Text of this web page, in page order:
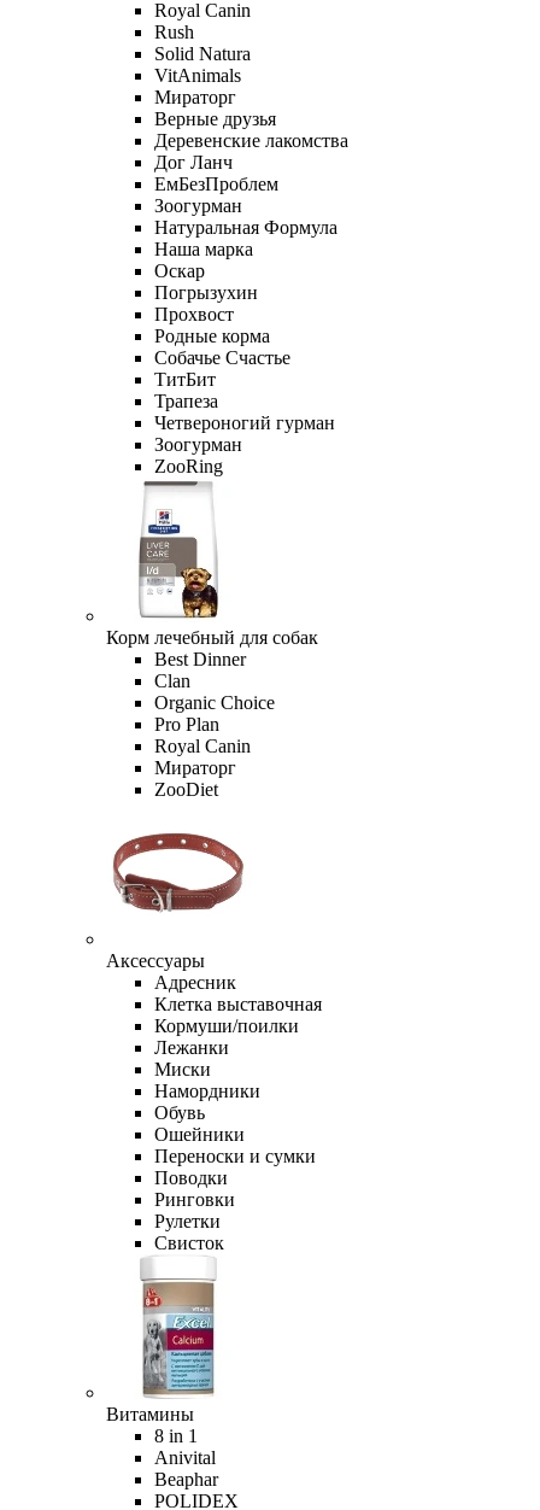
Royal Canin
Rush
Solid Natura
VitAnimals
Мираторг
Верные друзья
Деревенские лакомства
Дог Ланч
ЕмБезПроблем
Зоогурман
Натуральная Формула
Наша марка
Оскар
Погрызухин
Прохвост
Родные корма
Собачье Счастье
ТитБит
Трапеза
Четвероногий гурман
Зоогурман
ZooRing
Корм лечебный для собак
Best Dinner
Clan
Organic Сhoice
Pro Plan
Royal Canin
Мираторг
ZooDiet
Аксессуары
Адресник
Клетка выставочная
Кормуши/поилки
Лежанки
Миски
Намордники
Обувь
Ошейники
Переноски и сумки
Поводки
Ринговки
Рулетки
Свисток
Витамины
8 in 1
Anivital
Beaphar
POLIDEX